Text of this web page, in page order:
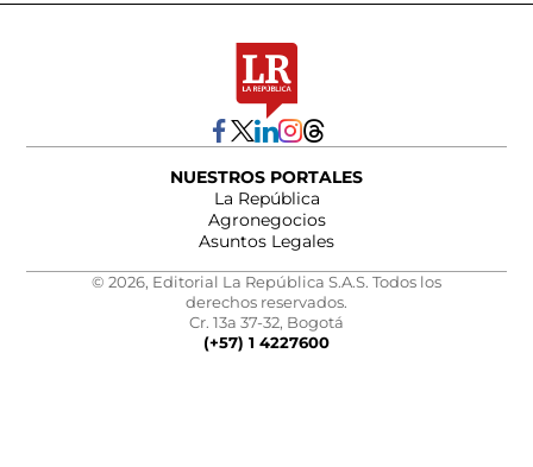
NUESTROS PORTALES
La República
Agronegocios
Asuntos Legales
© 2026, Editorial La República S.A.S. Todos los
derechos reservados.
Cr. 13a 37-32, Bogotá
(+57) 1 4227600